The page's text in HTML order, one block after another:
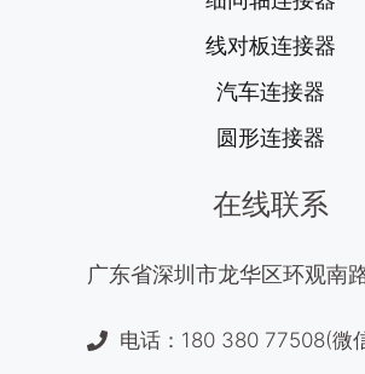
线对板连接器
汽车连接器
圆形连接器
在线联系
广东省深圳市龙华区环观南
电话：180 380 77508(微